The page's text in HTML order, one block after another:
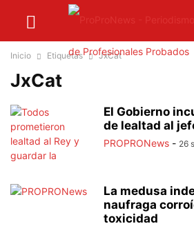
Inicio Etiquetas JxCat
JxCat
El Gobierno
de lealtad al
PROPRONews - 26
La medusa
naufraga
toxicidad